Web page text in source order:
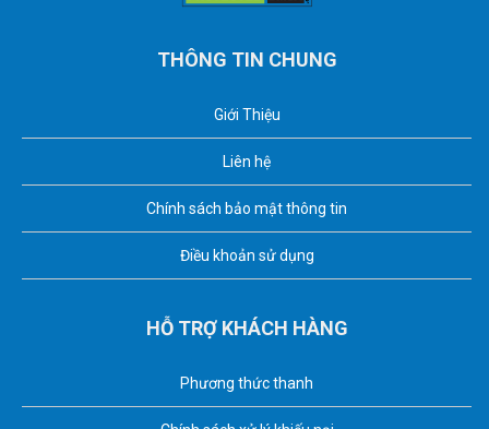
THÔNG TIN CHUNG
Giới Thiệu
Liên hệ
Chính sách bảo mật thông tin
Điều khoản sử dụng
HỖ TRỢ KHÁCH HÀNG
Phương thức thanh